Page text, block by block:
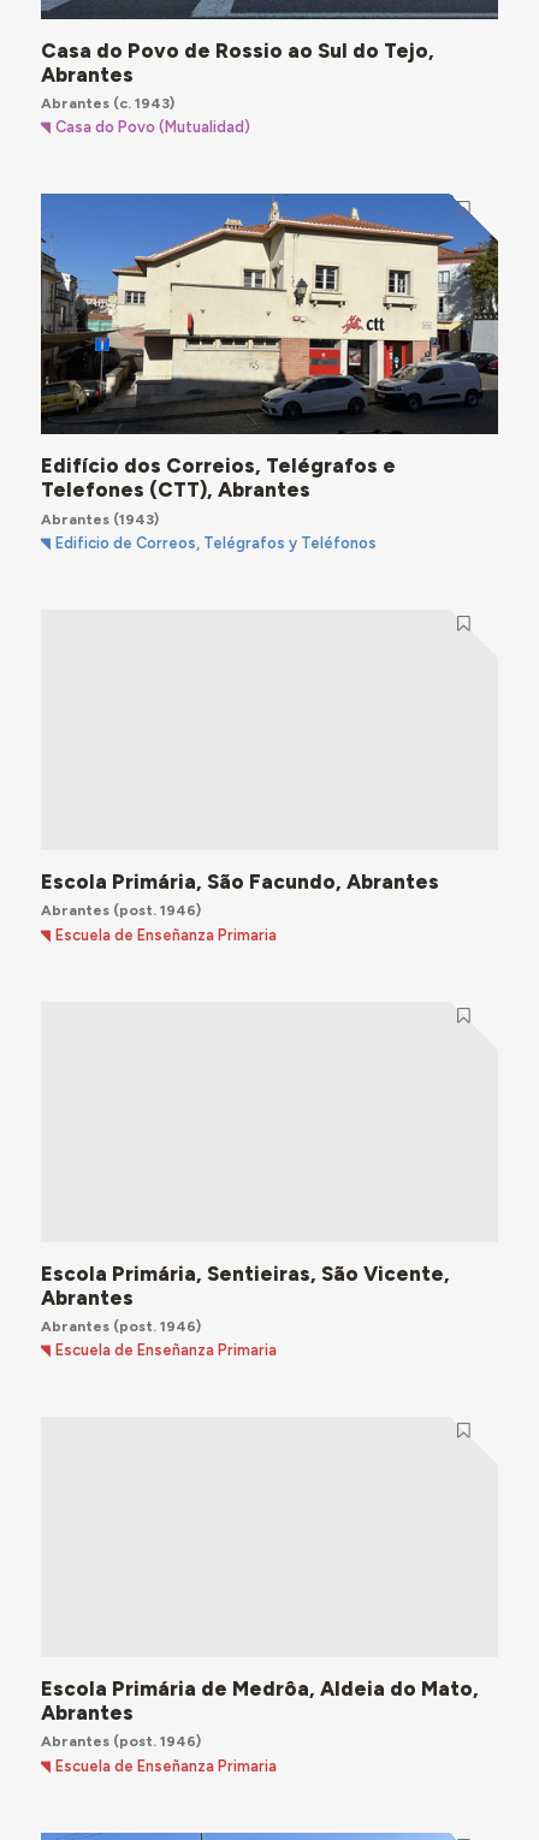
Casa do Povo de Rossio ao Sul do Tejo,
Abrantes
Abrantes(c. 1943)
Casa do Povo (Mutualidad)
Edifício dos Correios, Telégrafos e
Telefones (CTT), Abrantes
Abrantes(1943)
Edificio de Correos, Telégrafos y Teléfonos
Escola Primária, São Facundo, Abrantes
Abrantes(post. 1946)
Escuela de Enseñanza Primaria
Escola Primária, Sentieiras, São Vicente,
Abrantes
Abrantes(post. 1946)
Escuela de Enseñanza Primaria
Escola Primária de Medrôa, Aldeia do Mato,
Abrantes
Abrantes(post. 1946)
Escuela de Enseñanza Primaria